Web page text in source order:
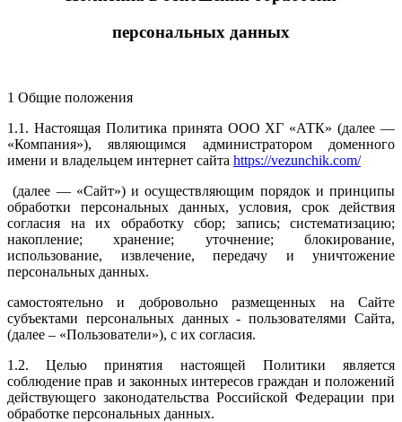
персональных данных
1 Общие положения
1.1. Настоящая Политика принята ООО ХГ «АТК» (далее —
«Компания»), являющимся администратором доменного
имени и владельцем интернет сайта https://vezunchik.com/
(далее — «Сайт») и осуществляющим порядок и принципы
обработки персональных данных, условия, срок действия
согласия на их обработку сбор; запись; систематизацию;
накопление; хранение; уточнение; блокирование,
использование, извлечение, передачу и уничтожение
персональных данных.
самостоятельно и добровольно размещенных на Сайте
субъектами персональных данных - пользователями Сайта,
(далее – «Пользователи»), с их согласия.
1.2. Целью принятия настоящей Политики является
соблюдение прав и законных интересов граждан и положений
действующего законодательства Российской Федерации при
обработке персональных данных.